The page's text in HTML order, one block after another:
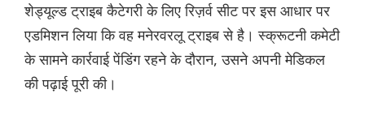
शेड्यूल्ड ट्राइब कैटेगरी के लिए रिज़र्व सीट पर इस आधार पर
एडमिशन लिया कि वह मनेरवरलू ट्राइब से है। स्क्रूटनी कमेटी
के सामने कार्रवाई पेंडिंग रहने के दौरान, उसने अपनी मेडिकल
की पढ़ाई पूरी की।